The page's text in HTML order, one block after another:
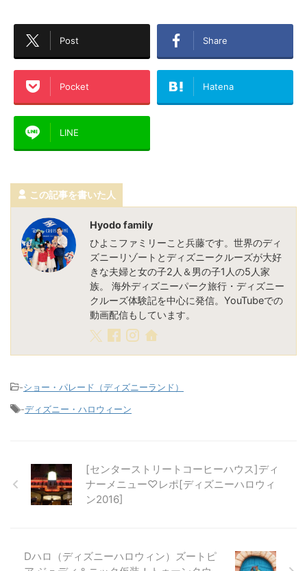
Post Share
Pocket Hatena
LINE
この記事を書いた人
Hyodo family
ひよこファミリーこと兵藤です。世界のディ
ズニーリゾートとディズニークルーズが大好
きな夫婦と女の子2人＆男の子1人の5人家
族。 海外ディズニーパーク旅行・ディズニー
クルーズ体験記を中心に発信。YouTubeでの
動画配信もしています。
-ショー・パレード（ディズニーランド）
-ディズニー・ハロウィーン
[センターストリートコーヒーハウス]ディ
ナーメニュー♡レポ[ディズニーハロウィ
ン2016]
Dハロ（ディズニーハロウィン）ズートピ